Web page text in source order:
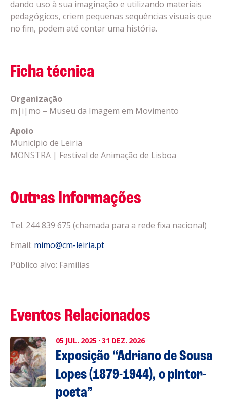
dando uso à sua imaginação e utilizando materiais
pedagógicos, criem pequenas sequências visuais que
no fim, podem até contar uma história.
Ficha técnica
Organização
m|i|mo – Museu da Imagem em Movimento
Apoio
Município de Leiria
MONSTRA | Festival de Animação de Lisboa
Outras Informações
Tel. 244 839 675 (chamada para a rede fixa nacional)
Email: mimo@cm-leiria.pt
Público alvo: Familias
Eventos Relacionados
05 JUL. 2025 · 31 DEZ. 2026
Exposição “Adriano de Sousa
Lopes (1879-1944), o pintor-
poeta”